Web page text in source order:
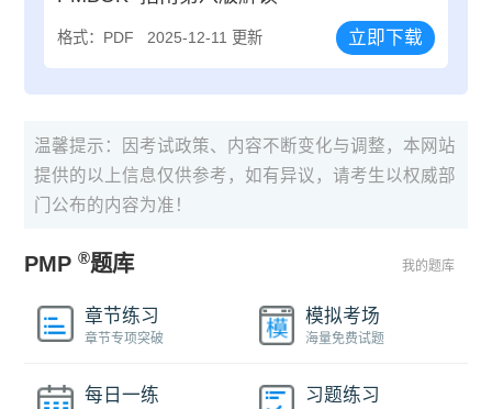
格式：PDF 2025-12-11 更新 立即下载
温馨提示：因考试政策、内容不断变化与调整，本网站
提供的以上信息仅供参考，如有异议，请考生以权威部
门公布的内容为准！
PMP®题库 我的题库
章节练习
章节专项突破
模拟考场
海量免费试题
每日一练 习题练习